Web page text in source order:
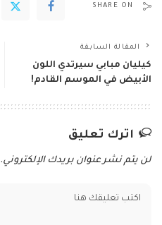
SHARE ON
المقالة السابقة
كيليان مبابي سيرتدي اللون
الأبيض في الموسم القادم!
اترك تعليق
لن يتم نشر عنوان بريدك الإلكتروني.